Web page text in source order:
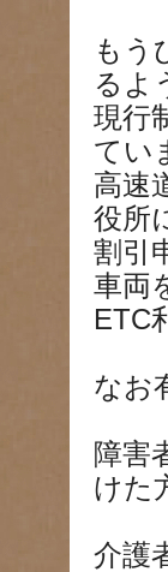
もう
るよ
現行
てい
高速
役所
割引
車両
ETC
なお
障害
けた
介護